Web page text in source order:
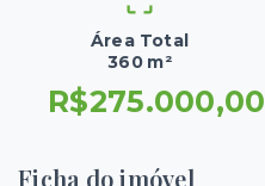
Área Total
360 m²
R$275.000,00
Ficha do imóvel